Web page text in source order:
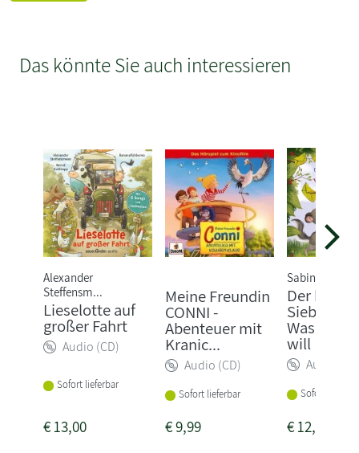
Das könnte Sie auch interessieren
Alexander
Steffensm...
Lieselotte auf
großer Fahrt
Audio (CD)
Sofort lieferbar
€13,00
Meine Freundin
CONNI -
Abenteuer mit
Kranic...
Audio (CD)
Sofort lieferbar
€9,99
Sabine
Der kleine
Was ich
will
Audio
Sofort
€12,00